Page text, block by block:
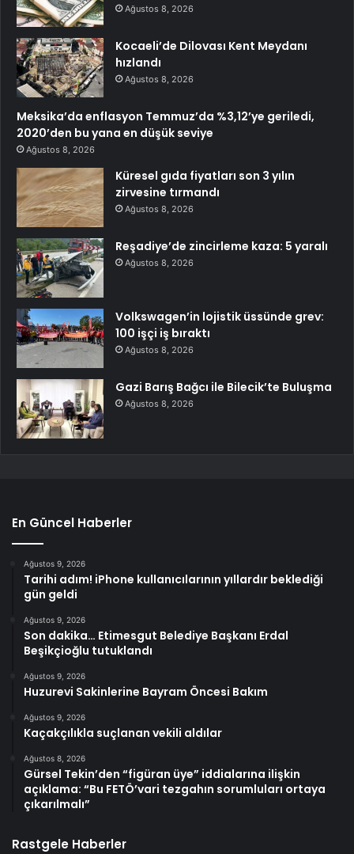
Ağustos 8, 2026
Kocaeli’de Dilovası Kent Meydanı
hızlandı
Ağustos 8, 2026
Meksika’da enflasyon Temmuz’da %3,12’ye geriledi,
2020’den bu yana en düşük seviye
Ağustos 8, 2026
Küresel gıda fiyatları son 3 yılın
zirvesine tırmandı
Ağustos 8, 2026
Reşadiye’de zincirleme kaza: 5 yaralı
Ağustos 8, 2026
Volkswagen’in lojistik üssünde grev:
100 işçi iş bıraktı
Ağustos 8, 2026
Gazi Barış Bağcı ile Bilecik’te Buluşma
Ağustos 8, 2026
En Güncel Haberler
Ağustos 9, 2026
Tarihi adım! iPhone kullanıcılarının yıllardır beklediği
gün geldi
Ağustos 9, 2026
Son dakika… Etimesgut Belediye Başkanı Erdal
Beşikçioğlu tutuklandı
Ağustos 9, 2026
Huzurevi Sakinlerine Bayram Öncesi Bakım
Ağustos 9, 2026
Kaçakçılıkla suçlanan vekili aldılar
Ağustos 8, 2026
Gürsel Tekin’den “figüran üye” iddialarına ilişkin
açıklama: “Bu FETÖ’vari tezgahın sorumluları ortaya
çıkarılmalı”
Rastgele Haberler